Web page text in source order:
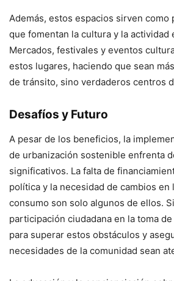
Además, estos espacios sirven como
que fomentan la cultura y la actividad
Mercados, festivales y eventos
estos lugares, haciendo que sean
de tránsito, sino verdaderos centros
Desafíos y Futuro
A pesar de los beneficios, la
de urbanización sostenible enfrenta
significativos. La falta de
política y la necesidad de cambios en
consumo son solo algunos de ellos.
participación ciudadana en la toma
para superar estos obstáculos y
necesidades de la comunidad sean